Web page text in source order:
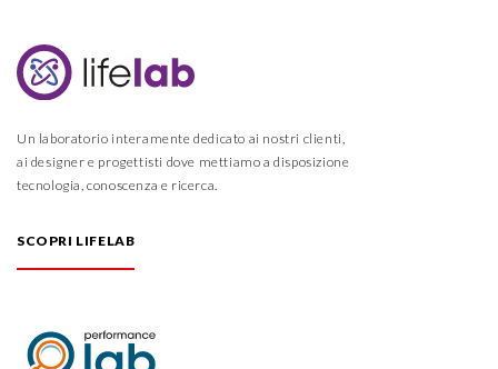
Un laboratorio interamente dedicato ai nostri clienti,
ai designer e progettisti dove mettiamo a disposizione
tecnologia, conoscenza e ricerca.
SCOPRI LIFELAB